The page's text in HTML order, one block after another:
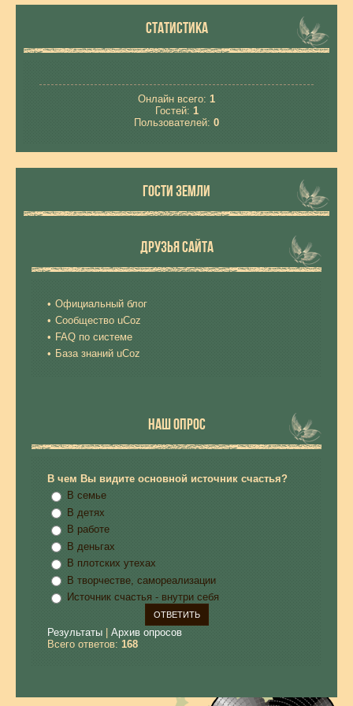
СТАТИСТИКА
Онлайн всего: 1
Гостей: 1
Пользователей: 0
ГОСТИ ЗЕМЛИ
ДРУЗЬЯ САЙТА
Официальный блог
Сообщество uCoz
FAQ по системе
База знаний uCoz
НАШ ОПРОС
В чем Вы видите основной источник счастья?
В семье
В детях
В работе
В деньгах
В плотских утехах
В творчестве, самореализации
Источник счастья - внутри себя
Результаты
Архив опросов
Всего ответов: 168